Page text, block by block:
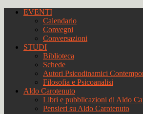
EVENTI
Calendario
Convegni
Conversazioni
STUDI
Biblioteca
Schede
Autori Psicodinamici
Filosofia e Psicoanalisi
Aldo Carotenuto
Libri e pubblicazioni di Aldo
Pensieri su Aldo Carotenuto